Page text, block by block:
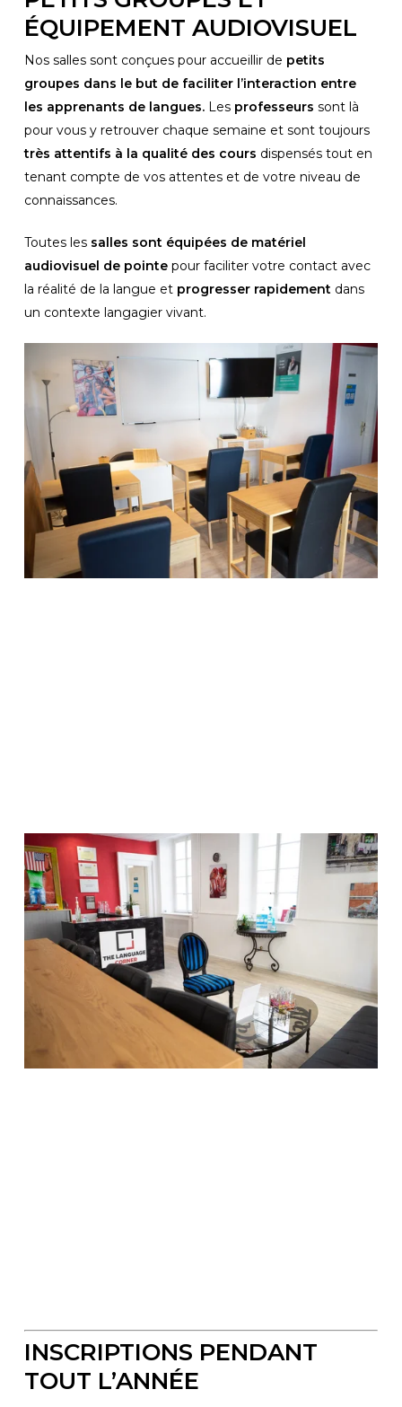
ÉQUIPEMENT AUDIOVISUEL
Nos salles sont conçues pour accueillir de petits
groupes dans le but de faciliter l’interaction entre
les apprenants de langues. Les professeurs sont là
pour vous y retrouver chaque semaine et sont toujours
très attentifs à la qualité des cours dispensés tout en
tenant compte de vos attentes et de votre niveau de
connaissances.
Toutes les salles sont équipées de matériel
audiovisuel de pointe pour faciliter votre contact avec
la réalité de la langue et progresser rapidement dans
un contexte langagier vivant.
INSCRIPTIONS PENDANT
TOUT L’ANNÉE